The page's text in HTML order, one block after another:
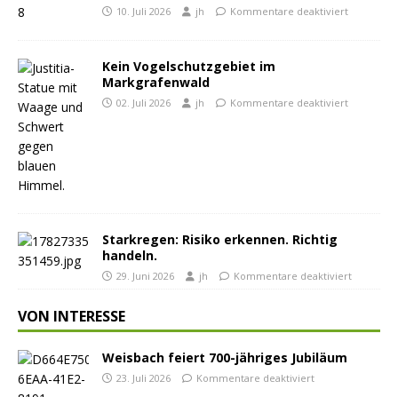
10. Juli 2026 jh Kommentare deaktiviert
Kein Vogelschutzgebiet im
Markgrafenwald
02. Juli 2026 jh Kommentare deaktiviert
Starkregen: Risiko erkennen. Richtig
handeln.
29. Juni 2026 jh Kommentare deaktiviert
VON INTERESSE
Weisbach feiert 700-jähriges Jubiläum
23. Juli 2026 Kommentare deaktiviert